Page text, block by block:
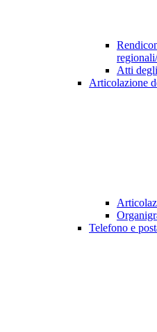
Atti
Articolazione
Telefono e